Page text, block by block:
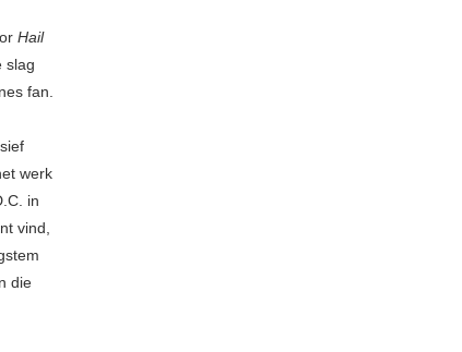
Hail
slag
fan.
werk
in
vind,
die